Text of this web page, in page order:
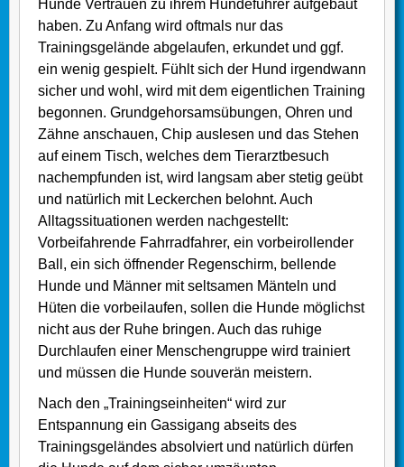
Hunde Vertrauen zu ihrem Hundeführer aufgebaut
haben. Zu Anfang wird oftmals nur das
Trainingsgelände abgelaufen, erkundet und ggf.
ein wenig gespielt. Fühlt sich der Hund irgendwann
sicher und wohl, wird mit dem eigentlichen Training
begonnen. Grundgehorsamsübungen, Ohren und
Zähne anschauen, Chip auslesen und das Stehen
auf einem Tisch, welches dem Tierarztbesuch
nachempfunden ist, wird langsam aber stetig geübt
und natürlich mit Leckerchen belohnt. Auch
Alltagssituationen werden nachgestellt:
Vorbeifahrende Fahrradfahrer, ein vorbeirollender
Ball, ein sich öffnender Regenschirm, bellende
Hunde und Männer mit seltsamen Mänteln und
Hüten die vorbeilaufen, sollen die Hunde möglichst
nicht aus der Ruhe bringen. Auch das ruhige
Durchlaufen einer Menschengruppe wird trainiert
und müssen die Hunde souverän meistern.
Nach den „Trainingseinheiten“ wird zur
Entspannung ein Gassigang abseits des
Trainingsgeländes absolviert und natürlich dürfen